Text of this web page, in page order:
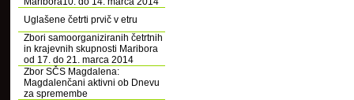
Uglašene četrti prvič v etru
Zbori samoorganiziranih četrtnih
in krajevnih skupnosti Maribora
od 17. do 21. marca 2014
Zbor SČS Magdalena:
Magdalenčani aktivni ob Dnevu
za spremembe